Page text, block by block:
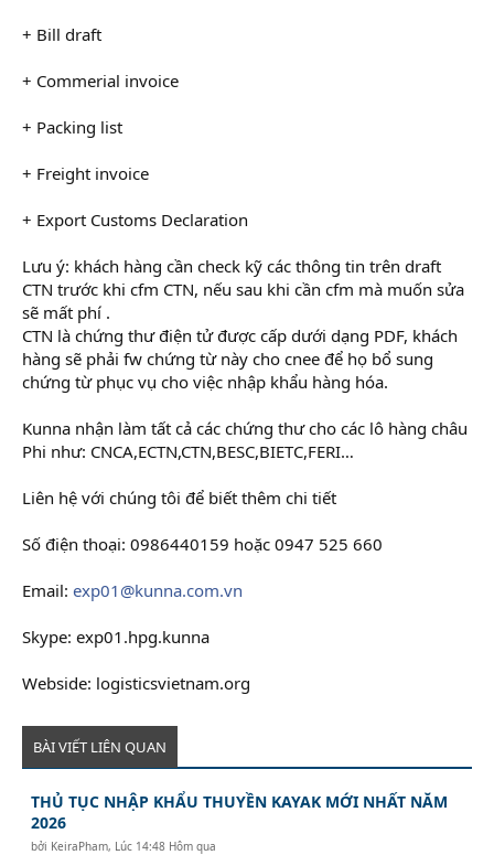
+ Bill draft
+ Commerial invoice
+ Packing list
+ Freight invoice
+ Export Customs Declaration
Lưu ý: khách hàng cần check kỹ các thông tin trên draft
CTN trước khi cfm CTN, nếu sau khi cần cfm mà muốn sửa
sẽ mất phí .
CTN là chứng thư điện tử được cấp dưới dạng PDF, khách
hàng sẽ phải fw chứng từ này cho cnee để họ bổ sung
chứng từ phục vụ cho việc nhập khẩu hàng hóa.
Kunna nhận làm tất cả các chứng thư cho các lô hàng châu
Phi như: CNCA,ECTN,CTN,BESC,BIETC,FERI…
Liên hệ với chúng tôi để biết thêm chi tiết
Số điện thoại: 0986440159 hoặc 0947 525 660
Email: exp01@kunna.com.vn
Skype: exp01.hpg.kunna
Webside: logisticsvietnam.org
BÀI VIẾT LIÊN QUAN
THỦ TỤC NHẬP KHẨU THUYỀN KAYAK MỚI NHẤT NĂM
2026
bởi KeiraPham, Lúc 14:48 Hôm qua